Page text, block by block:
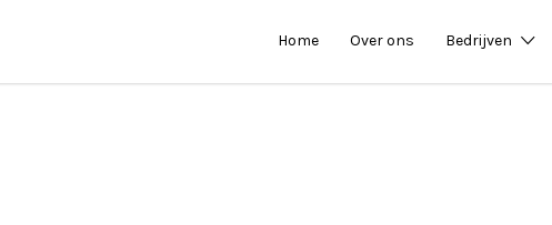
Home Over ons Bedrijven